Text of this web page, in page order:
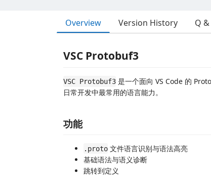
Overview Version History Q &
VSC Protobuf3
VSC Protobuf3 是一个面向 VS Code 的
日常开发中最常用的语言能力。
功能
.proto 文件语言识别与语法高亮
基础语法与语义诊断
跳转到定义